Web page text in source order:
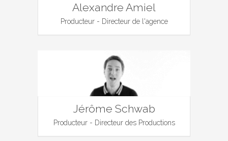
Alexandre Amiel
Producteur - Directeur de l'agence
Jérôme Schwab
Producteur - Directeur des Productions